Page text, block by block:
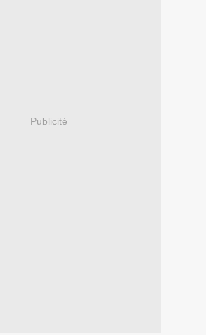
Publicité